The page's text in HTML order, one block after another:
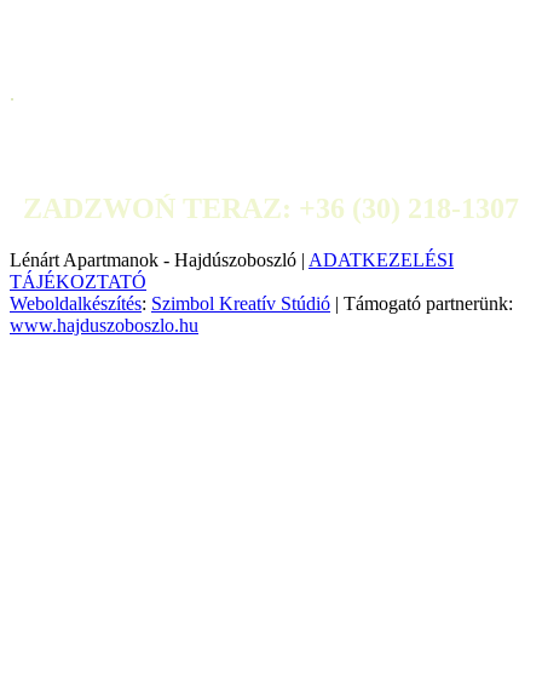
.
ZADZWOŃ TERAZ: +36 (30) 218-1307
Lénárt Apartmanok - Hajdúszoboszló | ADATKEZELÉSI
TÁJÉKOZTATÓ
Weboldalkészítés: Szimbol Kreatív Stúdió | Támogató partnerünk:
www.hajduszoboszlo.hu